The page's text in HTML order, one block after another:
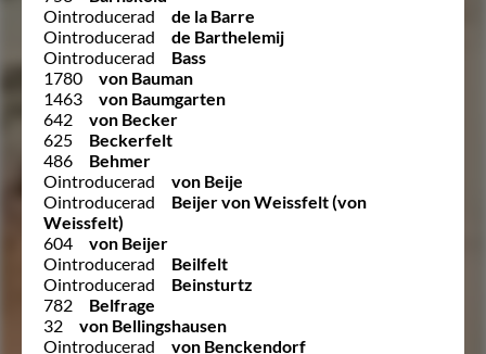
Ointroducerad
de la Barre
Ointroducerad
de Barthelemij
Ointroducerad
Bass
1780
von Bauman
1463
von Baumgarten
642
von Becker
625
Beckerfelt
486
Behmer
Ointroducerad
von Beije
Ointroducerad
Beijer von Weissfelt (von
Weissfelt)
604
von Beijer
Ointroducerad
Beilfelt
Ointroducerad
Beinsturtz
782
Belfrage
32
von Bellingshausen
Ointroducerad
von Benckendorf